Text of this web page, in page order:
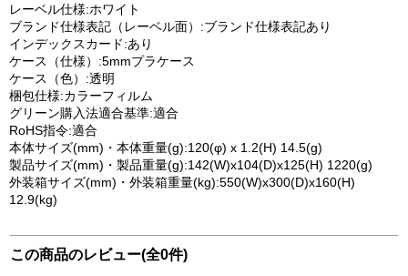
レーベル仕様:ホワイト
ブランド仕様表記（レーベル面）:ブランド仕様表記あり
インデックスカード:あり
ケース（仕様）:5mmプラケース
ケース（色）:透明
梱包仕様:カラーフィルム
グリーン購入法適合基準:適合
RoHS指令:適合
本体サイズ(mm)・本体重量(g):120(φ) x 1.2(H) 14.5(g)
製品サイズ(mm)・製品重量(g):142(W)x104(D)x125(H) 1220(g)
外装箱サイズ(mm)・外装箱重量(kg):550(W)x300(D)x160(H)
12.9(kg)
この商品のレビュー(全0件)